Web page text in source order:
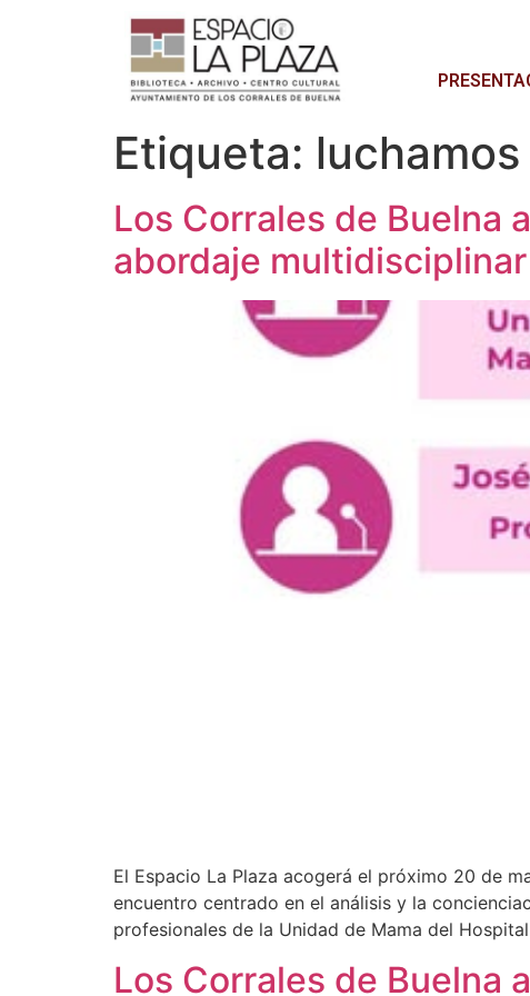
Etiqueta:
Los Corrales de Buelna
abordaje multidisciplinar
El Espacio La Plaza acogerá el próximo 20 de
encuentro centrado en el análisis y la
profesionales de la Unidad de Mama del
Los Corrales de Buelna